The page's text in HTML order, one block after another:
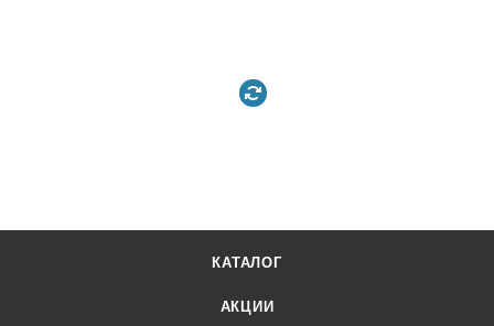
КАТАЛОГ
АКЦИИ